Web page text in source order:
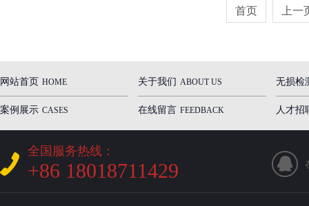
首页 上一
网站首页 HOME 关于我们 ABOUT US 无损检
案例展示 CASES 在线留言 FEEDBACK 人才招
全国服务热线：
+86 18018711429